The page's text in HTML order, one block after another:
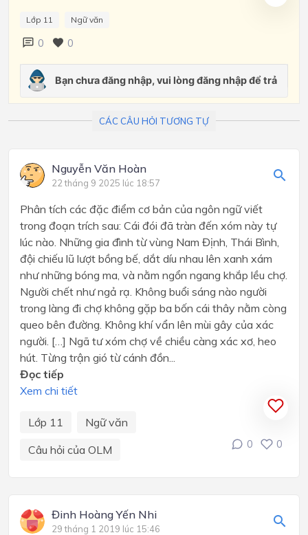
Lớp 11 Ngữ văn
0 0
CÁC CÂU HỎI TƯƠNG TỰ
Nguyễn Văn Hoàn
22 tháng 9 2025 lúc 18:57
Phân tích các đặc điểm cơ bản của ngôn ngữ viết
trong đoạn trích sau: Cái đói đã tràn đến xóm này tự
lúc nào. Những gia đình từ vùng Nam Định, Thái Bình,
đội chiếu lũ lượt bồng bế, dắt díu nhau lên xanh xám
như những bóng ma, và nằm ngổn ngang khắp lều chợ.
Người chết như ngả rạ. Không buổi sáng nào người
trong làng đi chợ không gặp ba bốn cái thây nằm còng
queo bên đường. Không khí vẩn lên mùi gây của xác
người. […] Ngã tư xóm chợ về chiều càng xác xơ, heo
hút. Từng trận gió từ cánh đồn...
Đọc tiếp
Xem chi tiết
Lớp 11
Ngữ văn
Câu hỏi của OLM
0 0
Đinh Hoàng Yến Nhi
29 tháng 1 2019 lúc 15:46